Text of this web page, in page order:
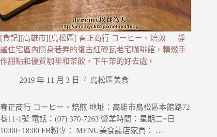
[食記][高雄市][鳥松區] 春正商行 コーヒー、焙煎 — 靜
謐住宅區內隱身巷弄的復古紅磚瓦老宅咖啡館，精緻手
作甜點和優質咖啡和茶飲，下午茶的好去處。
2019 年 11 月 3 日 鳥松區美食
春正商行 コーヒー、焙煎 地址：高雄市鳥松區本館路72
巷11-1號 電話：(07) 370-7263 營業時間：星期二~日
10:00~18:00 FB粉專： MENU美食誌店家頁： …